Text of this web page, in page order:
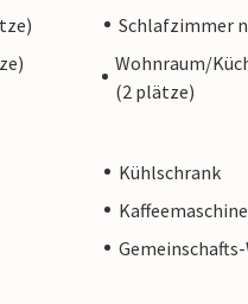
Schlafzimmer
Wohnraum/
(2 plätze)
Kühlschrank
Kaffeemaschine